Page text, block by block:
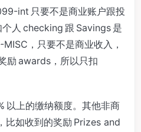
int 只要不是商业账户跟投
人 checking 跟 Savings 是
，只要不是商业收入，
励 awards，所以只扣
以上的缴纳额度。其他非商
比如收到的奖励 Prizes and